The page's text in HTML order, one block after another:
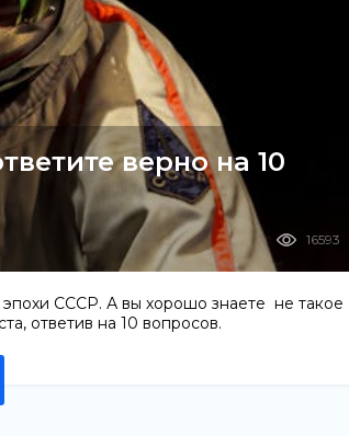
верно на 10
16593
СССР. А вы хорошо знаете не такое
ответив на 10 вопросов.